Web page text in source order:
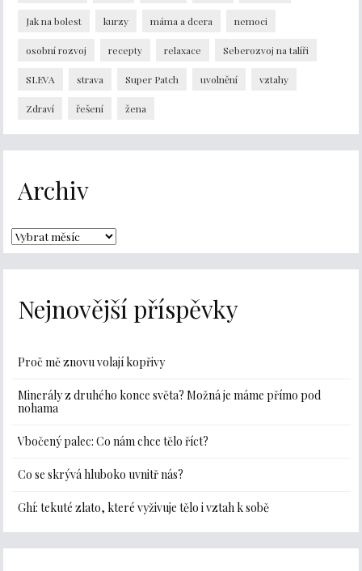
Jak na bolest kurzy máma a dcera nemoci
osobní rozvoj recepty relaxace Seberozvoj na talíři
SLEVA strava Super Patch uvolnění vztahy
Zdraví řešení žena
Archiv
Nejnovější příspěvky
Proč mě znovu volají kopřivy
Minerály z druhého konce světa? Možná je máme přímo pod
nohama
Vbočený palec: Co nám chce tělo říct?
Co se skrývá hluboko uvnitř nás?
Ghí: tekuté zlato, které vyživuje tělo i vztah k sobě